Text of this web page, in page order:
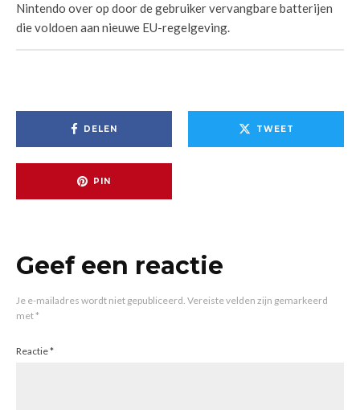
Nintendo over op door de gebruiker vervangbare batterijen
die voldoen aan nieuwe EU-regelgeving.
DELEN TWEET
PIN
Geef een reactie
Je e-mailadres wordt niet gepubliceerd. Vereiste velden zijn gemarkeerd
met*
Reactie*